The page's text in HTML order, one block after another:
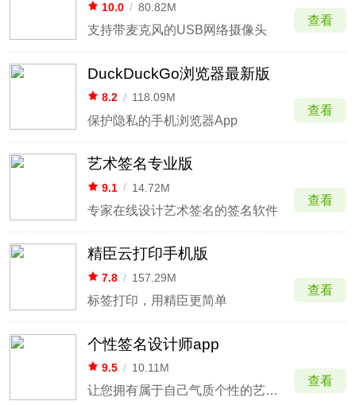
10.0 / 80.82M
支持带麦克风的USB网络摄像头
查看
DuckDuckGo浏览器最新版
8.2 / 118.09M
保护隐私的手机浏览器App
查看
艺术签名专业版
9.1 / 14.72M
专家在线设计艺术签名的签名软件
查看
精臣云打印手机版
7.8 / 157.29M
标签打印，用精臣更简单
查看
个性签名设计师app
9.5 / 10.11M
让您拥有属于自己气质个性的艺术签名
查看